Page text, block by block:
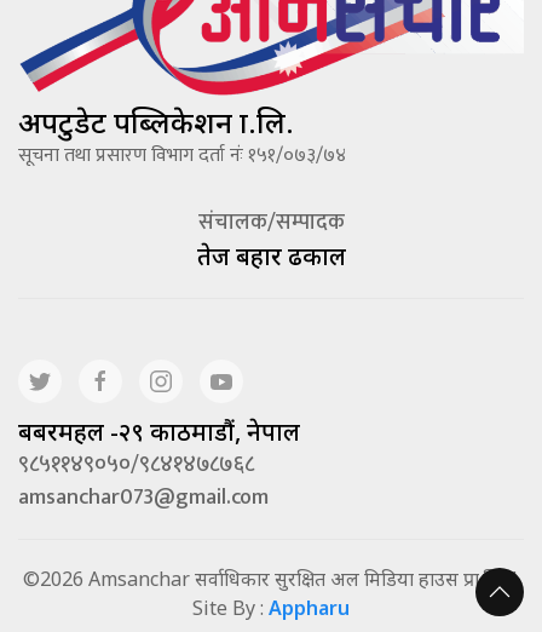
अपटुडेट पब्लिकेशन प्रा.लि.
सूचना तथा प्रसारण विभाग दर्ता नंः १५१/०७३/७४
संचालक/सम्पादक
तेज बहादूर ढकाल
बबरमहल -२९ काठमाडौं, नेपाल
९८५११४९०५०/९८४१४७८७६८
amsanchar073@gmail.com
©2026 Amsanchar सर्वाधिकार सुरक्षित अल मिडिया हाउस प्रा.लि. |
Site By : Appharu